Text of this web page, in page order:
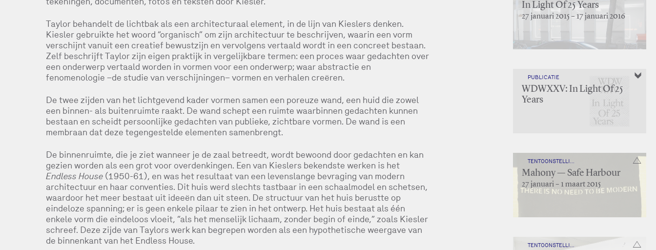
Taylor behandelt de lichtbak als een architecturaal element, in de lijn van Kieslers denken.
Kiesler gebruikte het woord “organisch” om zijn architectuur te beschrijven, waarin een vorm
verschijnt vanuit een creatief bewustzijn en vervolgens vertaald wordt in een concreet bestaan.
Zelf beschrijft Taylor zijn eigen praktijk in vergelijkbare termen: een proces waar gedachten over
een onderwerp vertaald worden in vormen voor een onderwerp; waar abstractie en
fenomenologie –de studie van verschijningen– vormen en verhalen creëren.
De twee zijden van het lichtgevend kader vormen samen een poreuze wand, een huid die zowel
een binnen- als buitenruimte raakt. De wand schept een ruimte waarbinnen gedachten kunnen
bestaan en scheidt persoonlijke gedachten van publieke, zichtbare vormen. De wand is een
membraan dat deze tegengestelde elementen samenbrengt.
De binnenruimte, die je ziet wanneer je de zaal betreedt, wordt bewoond door gedachten en kan
gezien worden als een grot voor overdenkingen. Een van Kieslers bekendste werken is het
Endless House(1950-61), en was het resultaat van een levenslange bevraging van modern
architectuur en haar conventies. Dit huis werd slechts tastbaar in een schaalmodel en schetsen,
waardoor het meer bestaat uit ideeën dan uit steen. De structuur van het huis berustte op
eindeloze spanning; er is geen enkele pilaar te zien in het ontwerp. Het huis bestaat als één
enkele vorm die eindeloos vloeit, “als het menselijk lichaam, zonder begin of einde,” zoals Kiesler
schreef. Deze zijde van Taylors werk kan begrepen worden als een hypothetische weergave van
de binnenkant van het Endless House.
In Light Of 25 Years
27 januari 2015 – 17 januari 2016
PUBLICATIE
WDWXXV: In Light Of 25
Years
Mahony — Safe Harbour
27 januari – 1 maart 2015